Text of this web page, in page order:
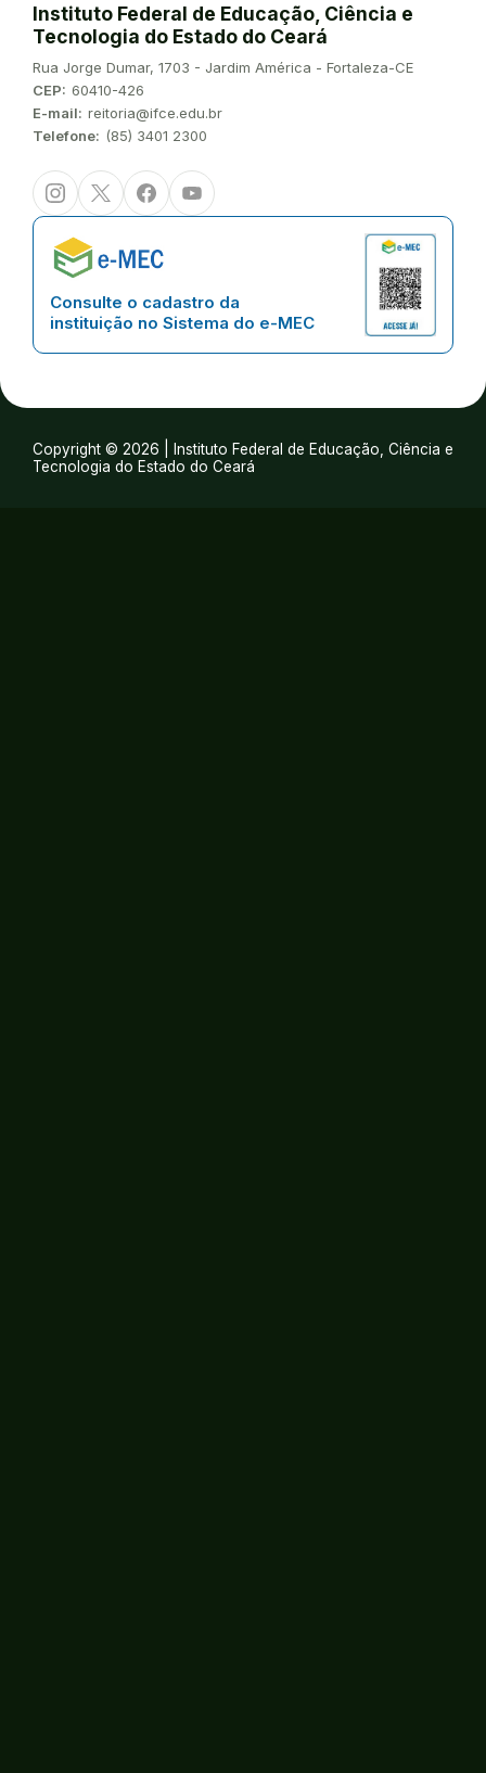
Instituto Federal de Educação, Ciência e
Tecnologia do Estado do Ceará
Endereço:
Rua Jorge Dumar, 1703 - Jardim América - Fortaleza-CE
CEP: 60410-426
E-mail: reitoria@ifce.edu.br
Telefone: (85) 3401 2300
InstagramTwitter/XFacebookYoutube
Consulte o cadastro da
instituição no Sistema do e-MEC
Copyright © 2026 | Instituto Federal de Educação, Ciência e
Tecnologia do Estado do Ceará